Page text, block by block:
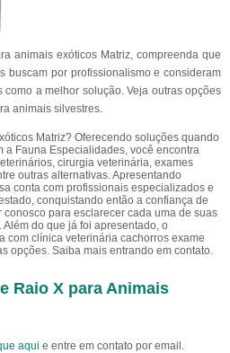
animais exóticos Matriz, compreenda que
buscam por profissionalismo e consideram
a melhor solução. Veja outras opções
animais silvestres.
Matriz? Oferecendo soluções quando
a Fauna Especialidades, você encontra
cirurgia veterinária, exames
outras alternativas. Apresentando
conta com profissionais especializados e
conquistando então a confiança de
para esclarecer cada uma de suas
do que já foi apresentado, o
com clínica veterinária cachorros exame
opções. Saiba mais entrando em contato.
Raio X para Animais
aqui e entre em contato por email.